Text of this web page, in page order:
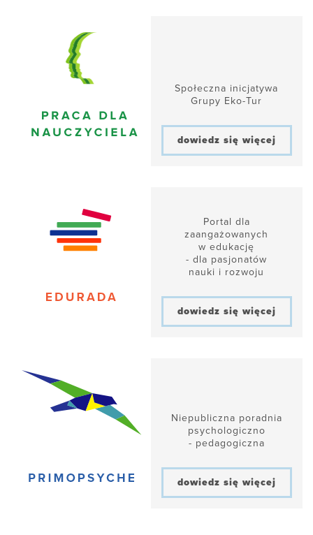
Społeczna inicjatywa
Grupy Eko-Tur
dowiedz się więcej
Portal dla
zaangażowanych
w edukację
- dla pasjonatów
nauki i rozwoju
dowiedz się więcej
Niepubliczna poradnia
psychologiczno
- pedagogiczna
dowiedz się więcej